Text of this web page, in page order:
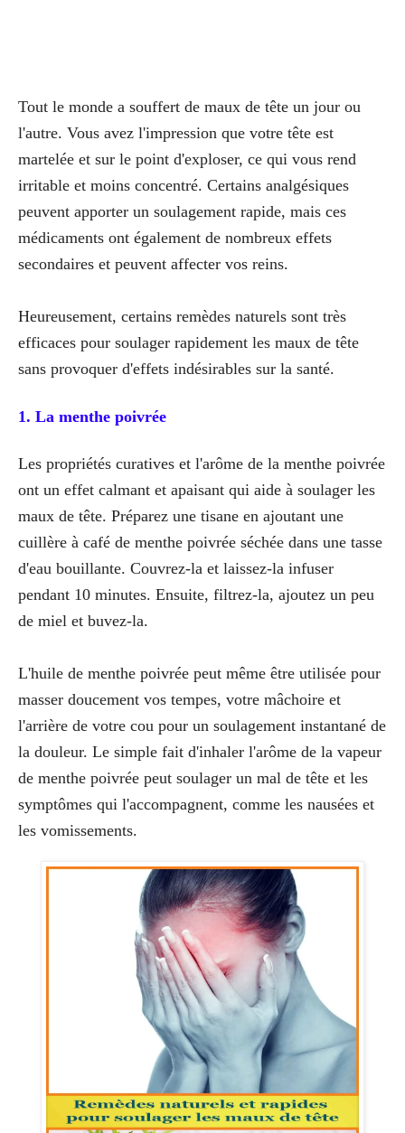
Tout le monde a souffert de maux de tête un jour ou
l'autre. Vous avez l'impression que votre tête est
martelée et sur le point d'exploser, ce qui vous rend
irritable et moins concentré. Certains analgésiques
peuvent apporter un soulagement rapide, mais ces
médicaments ont également de nombreux effets
secondaires et peuvent affecter vos reins.
Heureusement, certains remèdes naturels sont très
efficaces pour soulager rapidement les maux de tête
sans provoquer d'effets indésirables sur la santé.
1. La menthe poivrée
Les propriétés curatives et l'arôme de la menthe poivrée
ont un effet calmant et apaisant qui aide à soulager les
maux de tête. Préparez une tisane en ajoutant une
cuillère à café de menthe poivrée séchée dans une tasse
d'eau bouillante. Couvrez-la et laissez-la infuser
pendant 10 minutes. Ensuite, filtrez-la, ajoutez un peu
de miel et buvez-la.
L'huile de menthe poivrée peut même être utilisée pour
masser doucement vos tempes, votre mâchoire et
l'arrière de votre cou pour un soulagement instantané de
la douleur. Le simple fait d'inhaler l'arôme de la vapeur
de menthe poivrée peut soulager un mal de tête et les
symptômes qui l'accompagnent, comme les nausées et
les vomissements.